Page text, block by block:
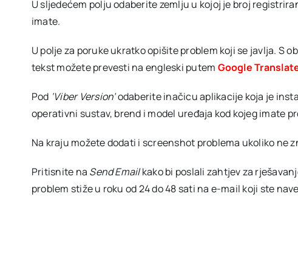
U sljedećem polju odaberite zemlju u kojoj je broj
imate.
U polje za poruke ukratko opišite problem koji se javlja. S
tekst možete prevesti na engleski putem Google Translat
Pod ‘Viber Version’odaberite inačicu aplikacije koja je
operativni sustav, brend i model uređaja kod kojeg imate
Na kraju možete dodati i screenshot problema ukoliko ne
Pritisnite na Send Emailkako bi poslali zahtjev za
problem stiže u roku od 24 do 48 sati na e-mail koji ste